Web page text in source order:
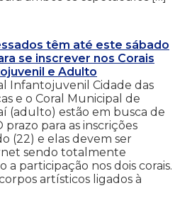
têm até este sábado
se inscrever nos Corais
e Adulto
Infantojuvenil Cidade das
e o Coral Municipal de
(adulto) estão em busca de
para as inscrições
(22) e elas devem ser
sendo totalmente
a participação nos dois corais.
artísticos ligados à